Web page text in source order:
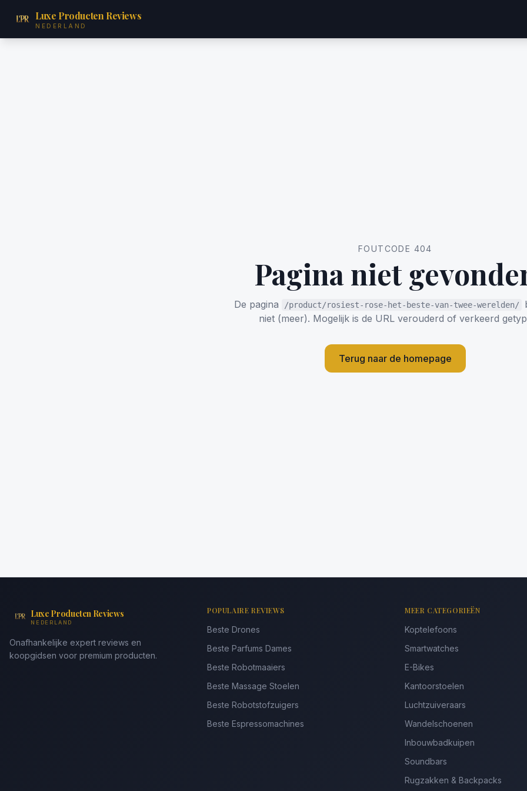
Luxe Producten Reviews
NEDERLAND
FOUTCODE 404
Pagina niet
De pagina /product/rosiest-rose-het-beste-van-twee-werelden/
niet (meer). Mogelijk is de URL verouderd of verkeerd
Terug naar de homepage
Luxe Producten Reviews
NEDERLAND
Onafhankelijke expert reviews en
koopgidsen voor premium producten.
POPULAIRE REVIEWS
Beste Drones
Beste Parfums Dames
Beste Robotmaaiers
Beste Massage Stoelen
Beste Robotstofzuigers
Beste Espressomachines
MEER CATEGORIEËN
Koptelefoons
Smartwatches
E-Bikes
Kantoorstoelen
Luchtzuiveraars
Wandelschoenen
Inbouwbadkuipen
Soundbars
Rugzakken & Backpacks